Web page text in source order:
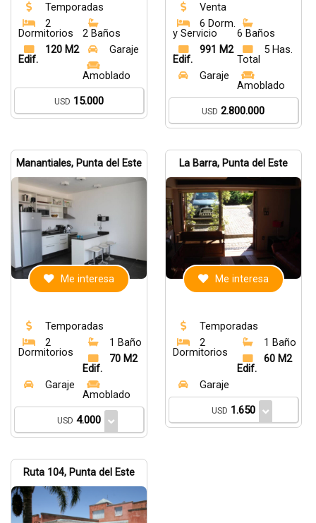
Temporadas
2
Dormitorios
2 Baños
120 M2
Edif.
Garaje
Amoblado
USD 15.000
Venta
6 Dorm.
y Servicio
6 Baños
991 M2
Edif.
5 Has.
Total
Garaje
Amoblado
USD 2.800.000
Manantiales, Punta del Este
Me interesa
Temporadas
2
Dormitorios
1 Baño
70 M2
Edif.
Garaje
Amoblado
USD 4.000
La Barra, Punta del Este
Me interesa
Temporadas
2
Dormitorios
1 Baño
60 M2
Edif.
Garaje
USD 1.650
Ruta 104, Punta del Este